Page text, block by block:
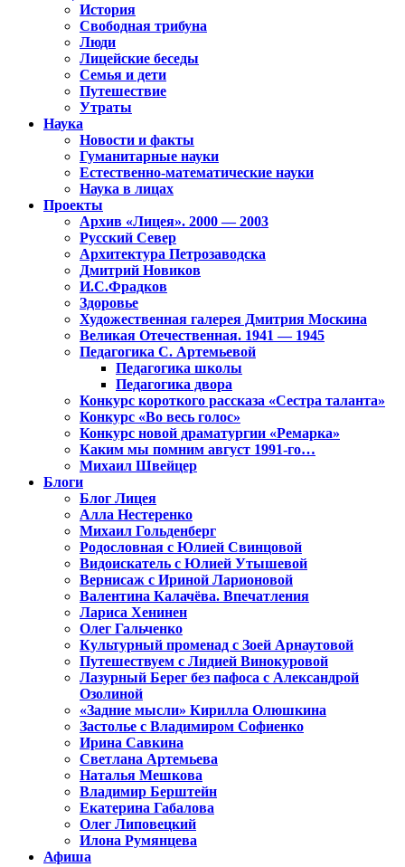
История
Свободная трибуна
Люди
Лицейские беседы
Семья и дети
Путешествие
Утраты
Наука
Новости и факты
Гуманитарные науки
Естественно-математические науки
Наука в лицах
Проекты
Архив «Лицея». 2000 — 2003
Русский Север
Архитектура Петрозаводска
Дмитрий Новиков
И.С.Фрадков
Здоровье
Художественная галерея Дмитрия Москина
Великая Отечественная. 1941 — 1945
Педагогика С. Артемьевой
Педагогика школы
Педагогика двора
Конкурс короткого рассказа «Сестра таланта»
Конкурс «Во весь голос»
Конкурс новой драматургии «Ремарка»
Каким мы помним август 1991-го…
Михаил Швейцер
Блоги
Блог Лицея
Алла Нестеренко
Михаил Гольденберг
Родословная с Юлией Свинцовой
Видоискатель с Юлией Утышевой
Вернисаж с Ириной Ларионовой
Валентина Калачёва. Впечатления
Лариса Хенинен
Олег Гальченко
Культурный променад с Зоей Арнаутовой
Путешествуем с Лидией Винокуровой
Лазурный Берег без пафоса с Александрой
Озолиной
«Задние мысли» Кирилла Олюшкина
Застолье с Владимиром Софиенко
Ирина Савкина
Светлана Артемьева
Наталья Мешкова
Владимир Берштейн
Екатерина Габалова
Олег Липовецкий
Илона Румянцева
Афиша